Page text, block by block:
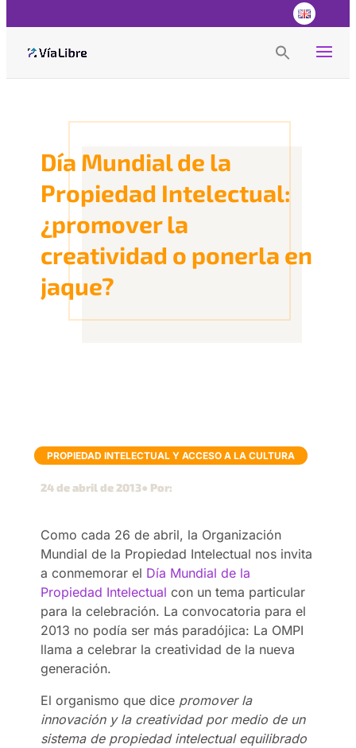
Search Button
Día Mundial de la
Propiedad Intelectual:
¿promover la
creatividad o ponerla en
jaque?
PROPIEDAD INTELECTUAL Y ACCESO A LA CULTURA
24 de abril de 2013● Por:
Como cada 26 de abril, la Organización
Mundial de la Propiedad Intelectual nos invita
a conmemorar el Día Mundial de la
Propiedad Intelectual con un tema particular
para la celebración. La convocatoria para el
2013 no podía ser más paradójica: La OMPI
llama a celebrar la creatividad de la nueva
generación.
El organismo que dice promover la
innovación y la creatividad por medio de un
sistema de propiedad intelectual equilibrado